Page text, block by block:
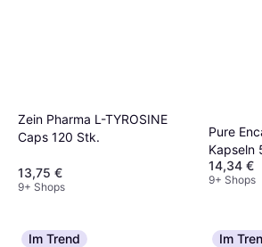
Zein Pharma L-TYROSINE
Caps 120 Stk.
13,75 €
9+ Shops
Pure
Kapseln
14,34 €
9+ Shops
Im Trend Im